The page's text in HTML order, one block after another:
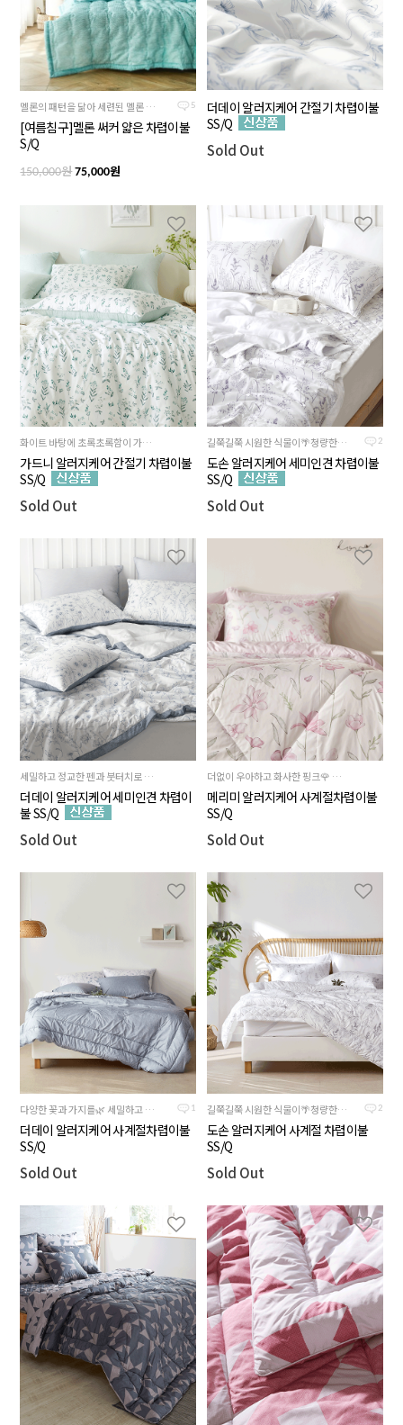
5
멜론의 패턴을 닮아 세련된 멜론 컬러의 여름침구
[여름침구]멜론 써커 얇은 차렵이불
S/Q
150,000원75,000원
더데이 알러지케어 간절기 차렵이불
SS/Q
Sold Out
화이트 바탕에 초록초록함이 가득🌿
가드니 알러지케어 간절기 차렵이불
SS/Q
Sold Out
2
길쭉길쭉 시원한 식물이🌴청량한 최신상 디자인
도손 알러지케어 세미인견 차렵이불
SS/Q
Sold Out
세밀하고 정교한 펜과 붓터치로 그려낸 눈이 시원한 더데이 시리즈
더데이 알러지케어 세미인견 차렵이
불 SS/Q
Sold Out
더없이 우아하고 화사한 핑크🌹 플라워 패턴
메리미 알러지케어 사계절차렵이불
SS/Q
Sold Out
1
다양한 꽃과 가지를🌿 세밀하고 정교한 펜과 붓터치로 그려낸 눈이 시원한 더데이 시리즈
더데이 알러지케어 사계절차렵이불
SS/Q
Sold Out
2
길쭉길쭉 시원한 식물이🌴청량한 최신상 디자인
도손 알러지케어 사계절 차렵이불
SS/Q
Sold Out